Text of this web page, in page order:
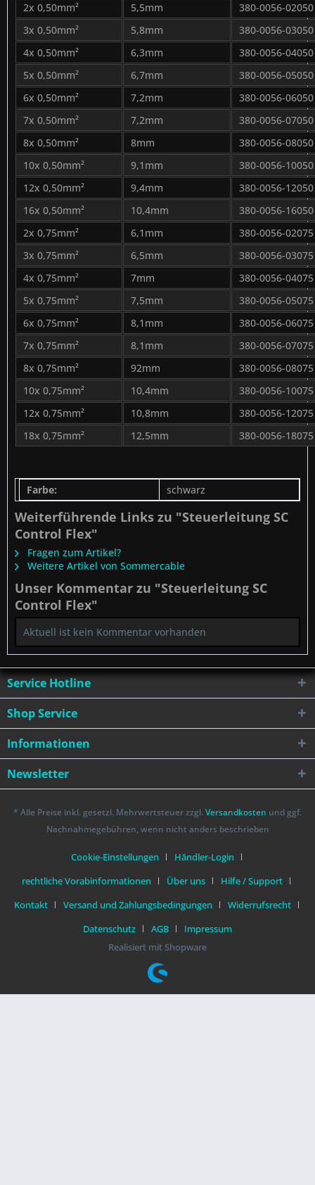
2x 0,50mm²
5,5mm
380-0056-02050
3x 0,50mm²
5,8mm
380-0056-03050
4x 0,50mm²
6,3mm
380-0056-04050
5x 0,50mm²
6,7mm
380-0056-05050
6x 0,50mm²
7,2mm
380-0056-06050
7x 0,50mm²
7,2mm
380-0056-07050
8x 0,50mm²
8mm
380-0056-08050
10x 0,50mm²
9,1mm
380-0056-10050
12x 0,50mm²
9,4mm
380-0056-12050
16x 0,50mm²
10,4mm
380-0056-16050
2x 0,75mm²
6,1mm
380-0056-02075
3x 0,75mm²
6,5mm
380-0056-03075
4x 0,75mm²
7mm
380-0056-04075
5x 0,75mm²
7,5mm
380-0056-05075
6x 0,75mm²
8,1mm
380-0056-06075
7x 0,75mm²
8,1mm
380-0056-07075
8x 0,75mm²
92mm
380-0056-08075
10x 0,75mm²
10,4mm
380-0056-10075
12x 0,75mm²
10,8mm
380-0056-12075
18x 0,75mm²
12,5mm 380-0056-18075
Farbe: schwarz
Weiterführende Links zu "Steuerleitung SC
Control Flex"
Fragen zum Artikel?
Weitere Artikel von Sommercable
Unser Kommentar zu "Steuerleitung SC
Control Flex"
Aktuell ist kein Kommentar vorhanden
Service Hotline
Shop Service
Informationen
Newsletter
* Alle Preise inkl. gesetzl. Mehrwertsteuer zzgl. Versandkosten und ggf.
Nachnahmegebühren, wenn nicht anders beschrieben
Cookie-Einstellungen
Händler-Login
rechtliche Vorabinformationen
Über uns
Hilfe / Support
Kontakt
Versand und Zahlungsbedingungen
Widerrufsrecht
Datenschutz
AGB
Impressum
Realisiert mit Shopware